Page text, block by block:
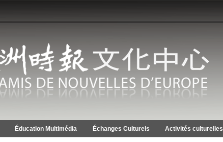
Éducation Multimédia Échanges Culturels Activités culturelles